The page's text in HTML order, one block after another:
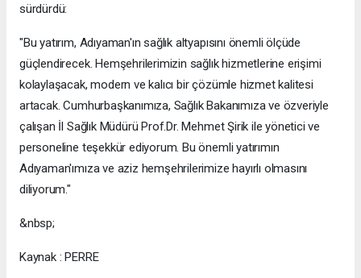
sürdürdü:
"Bu yatırım, Adıyaman'ın sağlık altyapısını önemli ölçüde
güçlendirecek. Hemşehrilerimizin sağlık hizmetlerine erişimi
kolaylaşacak, modern ve kalıcı bir çözümle hizmet kalitesi
artacak. Cumhurbaşkanımıza, Sağlık Bakanımıza ve özveriyle
çalışan İl Sağlık Müdürü Prof.Dr. Mehmet Şirik ile yönetici ve
personeline teşekkür ediyorum. Bu önemli yatırımın
Adıyaman'ımıza ve aziz hemşehrilerimize hayırlı olmasını
diliyorum."
&nbsp;
Kaynak : PERRE